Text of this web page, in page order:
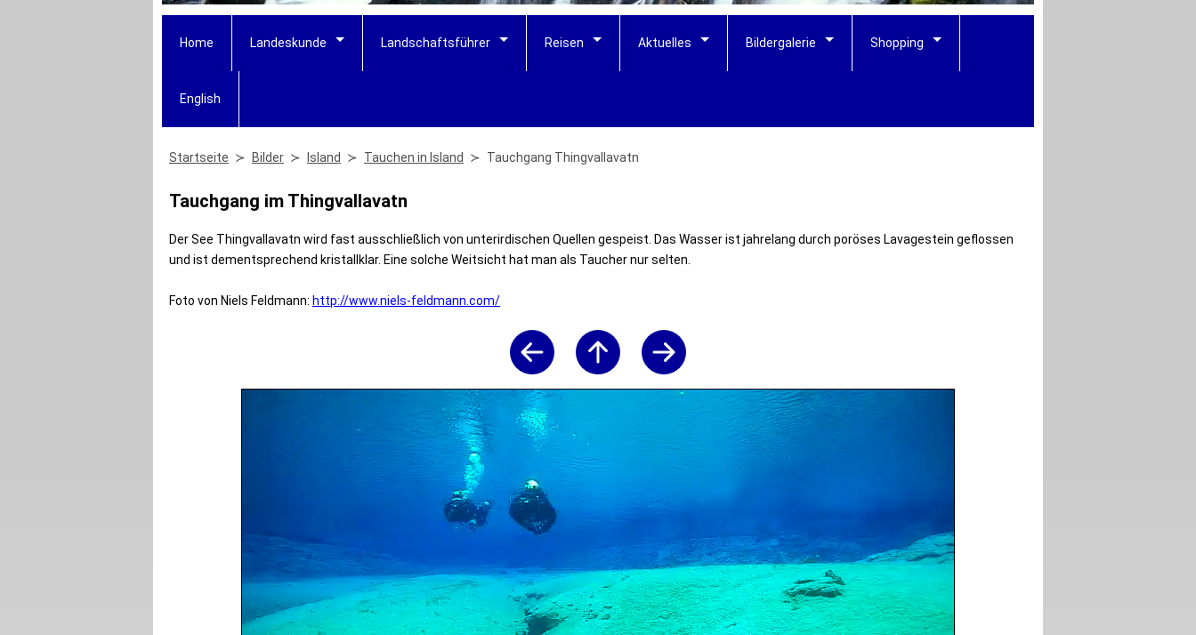
Home Landeskunde Landschaftsführer Reisen Aktuelles Bildergalerie Shopping
English
Startseite Bilder Island Tauchen in Island Tauchgang Thingvallavatn
Tauchgang im Thingvallavatn
Der See Thingvallavatn wird fast ausschließlich von unterirdischen Quellen gespeist. Das Wasser ist jahrelang durch poröses Lavagestein geflossen
und ist dementsprechend kristallklar. Eine solche Weitsicht hat man als Taucher nur selten.
Foto von Niels Feldmann: http://www.niels-feldmann.com/